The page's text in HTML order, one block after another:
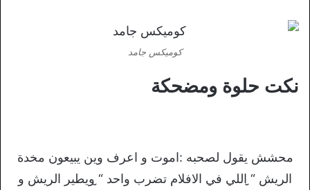
كوميكس جامد
نكت حلوة ومضحكة
محشش يقول لصحبه :اموت و اعرف وين يبيعون مخدة
الريش “̮ اللي في الافلام تضرب واحد “̮ ويطير الريش و